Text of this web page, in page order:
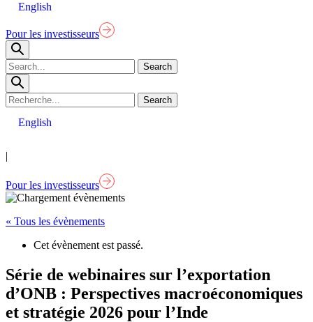
English
Pour les investisseurs
English
|
Pour les investisseurs
« Tous les évènements
Cet évènement est passé.
Série de webinaires sur l’exportation
d’ONB : Perspectives macroéconomiques
et stratégie 2026 pour l’Inde